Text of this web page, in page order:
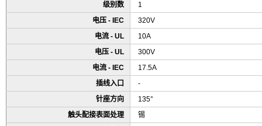
级别数
1
电压 - IEC
320V
电流 - UL
10A
电压 - UL
300V
电流 - IEC
17.5A
插线入口
-
针座方向
135°
触头配接表面处理
锡